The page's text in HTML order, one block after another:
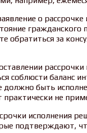
о рассрочке
гражданского
обратиться за
соблюсти баланс
быть
не
исполнения
подтверждают,